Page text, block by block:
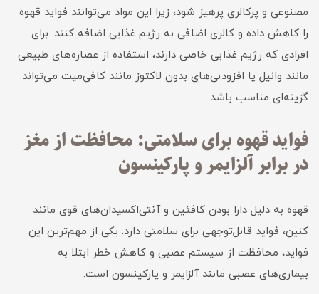
مصنوعی و پرکالری پرهیز شود، زیرا این مواد می‌توانند فواید قهوه
را کاهش داده و کالری اضافی به رژیم غذایی اضافه کنند. برای
افرادی که رژیم غذایی خاصی دارند، استفاده از عصاره‌های طبیعی
مانند وانیل یا افزودنی‌های بدون لاکتوز مانند کافی‌میت می‌تواند
گزینه‌ای مناسب باشد.
فواید قهوه برای سلامتی: محافظت از مغز
در برابر آلزایمر و پارکینسون
قهوه به دلیل دارا بودن کافئین و آنتی‌اکسیدان‌های قوی مانند
کنین، فواید قابل‌توجهی برای سلامتی دارد. یکی از مهم‌ترین این
فواید، محافظت از سیستم عصبی و کاهش خطر ابتلا به
بیماری‌های عصبی مانند آلزایمر و پارکینسون است.